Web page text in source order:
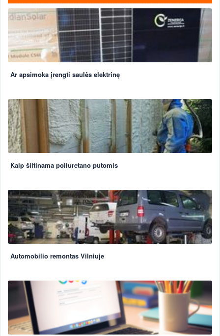
Ar apsimoka įrengti saulės elektrinę
Kaip šiltinama poliuretano putomis
Automobilio remontas Vilniuje